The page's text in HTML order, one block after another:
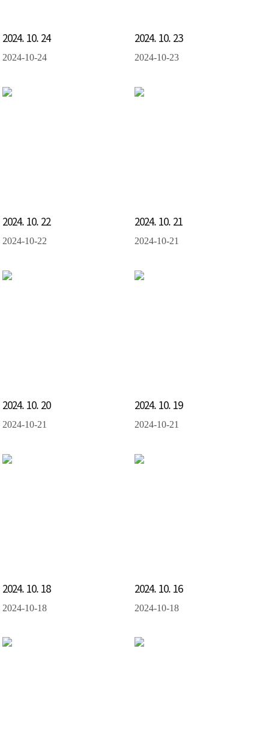
2024. 10. 24
2024-10-24
2024. 10. 23
2024-10-23
2024. 10. 22
2024-10-22
2024. 10. 21
2024-10-21
2024. 10. 20
2024-10-21
2024. 10. 19
2024-10-21
2024. 10. 18
2024-10-18
2024. 10. 16
2024-10-18